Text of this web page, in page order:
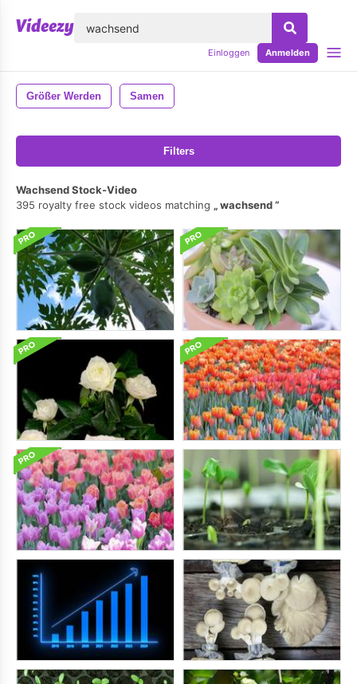
Einloggen Anmelden
Größer Werden Samen
Filters
Wachsend Stock-Video
395 royalty free stock videos matching
wachsend